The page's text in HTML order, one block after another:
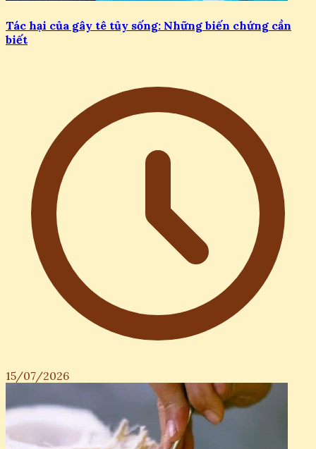
Tác hại của gây tê tủy sống: Những biến chứng cần
biết
15/07/2026